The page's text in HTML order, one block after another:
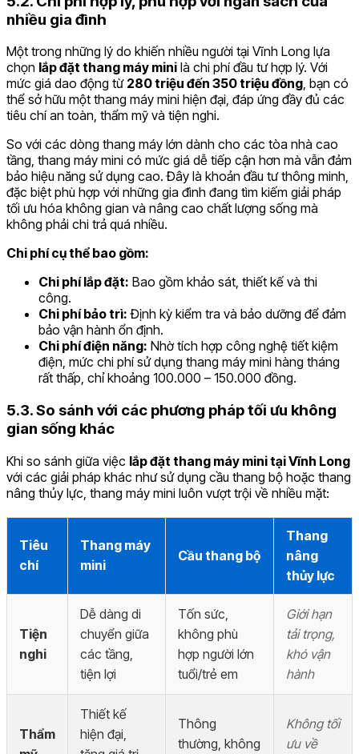
nhiều gia đình
Một trong những lý do khiến nhiều người tại Vĩnh Long lựa
chọn lắp đặt thang máy mini là chi phí đầu tư hợp lý. Với
mức giá dao động từ 280 triệu đến 350 triệu đồng, bạn có
thể sở hữu một thang máy mini hiện đại, đáp ứng đầy đủ các
tiêu chí an toàn, thẩm mỹ và tiện nghi.
So với các dòng thang máy lớn dành cho các tòa nhà cao
tầng, thang máy mini có mức giá dễ tiếp cận hơn mà vẫn đảm
bảo hiệu năng sử dụng cao. Đây là khoản đầu tư thông minh,
đặc biệt phù hợp với những gia đình đang tìm kiếm giải pháp
tối ưu hóa không gian và nâng cao chất lượng sống mà
không phải chi trả quá nhiều.
Chi phí cụ thể bao gồm:
Chi phí lắp đặt: Bao gồm khảo sát, thiết kế và thi
công.
Chi phí bảo trì: Định kỳ kiểm tra và bảo dưỡng để đảm
bảo vận hành ổn định.
Chi phí điện năng: Nhờ tích hợp công nghệ tiết kiệm
điện, mức chi phí sử dụng thang máy mini hàng tháng
rất thấp, chỉ khoảng 100.000 – 150.000 đồng.
5.3. So sánh với các phương pháp tối ưu không
gian sống khác
Khi so sánh giữa việc lắp đặt thang máy mini tại Vĩnh Long
với các giải pháp khác như sử dụng cầu thang bộ hoặc thang
nâng thủy lực, thang máy mini luôn vượt trội về nhiều mặt:
Tiêu
chí
Thang máy
mini
Cầu thang bộ
Thang
nâng
thủy lực
Tiện
nghi
Dễ dàng di
chuyển giữa
các tầng,
tiện lợi
Tốn sức,
không phù
hợp người lớn
tuổi/trẻ em
Giới hạn
tải trọng,
khó vận
hành
Thẩm
Thiết kế
hiện đại,
Thông
thường, không
Không tối
ưu về